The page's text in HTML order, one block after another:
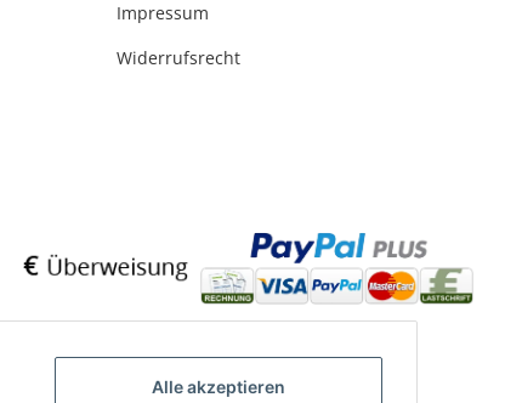
Alle akzeptieren
Impressum
Widerrufsrecht